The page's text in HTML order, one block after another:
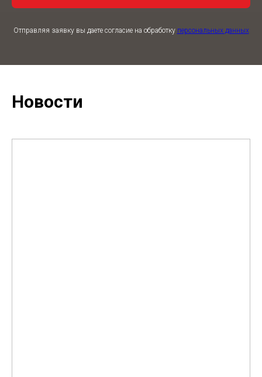
Отправляя заявку вы даете согласие на обработку персональных данных
Новости